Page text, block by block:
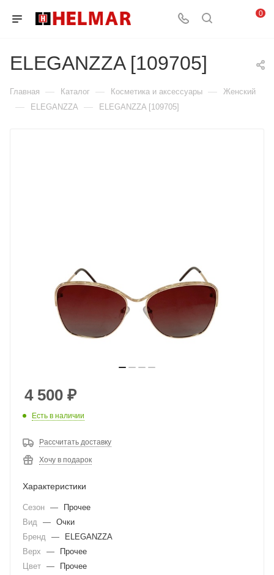
0
ELEGANZZA [109705]
Главная — Каталог — Косметика и аксессуары — Женский
— ELEGANZZA — ELEGANZZA [109705]
4 500 ₽
Есть в наличии
Рассчитать доставку
Хочу в подарок
Характеристики
Сезон —
Прочее
Вид
— Очки
Бренд
—
ELEGANZZA
Верх
—
Прочее
Цвет —
Прочее